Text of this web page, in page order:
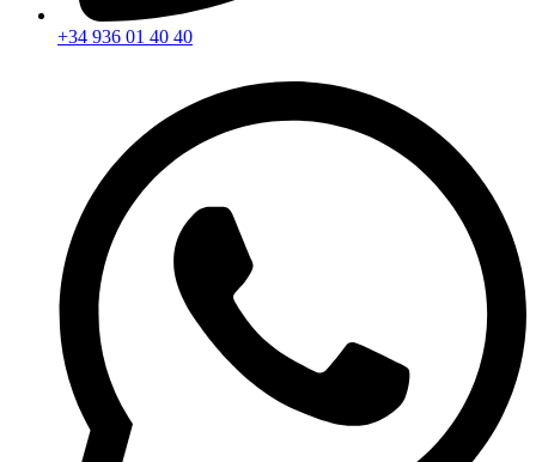
+34 936 01 40 40